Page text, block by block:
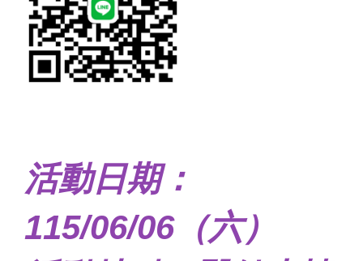
活動日期：
115/06/06（六）